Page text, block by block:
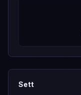
Sett